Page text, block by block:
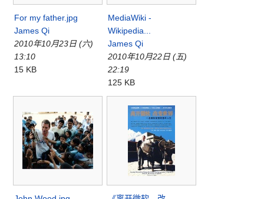
For my father.jpg
James Qi
2010年10月23日 (六)
13:10
15 KB
MediaWiki -
Wikipedia...
James Qi
2010年10月22日 (五)
22:19
125 KB